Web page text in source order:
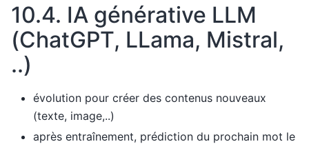
10.4. IA générative LLM
(ChatGPT, LLama, Mistral,
..)
évolution pour créer des contenus nouveaux
(texte, image,..)
après entraînement, prédiction du prochain mot le